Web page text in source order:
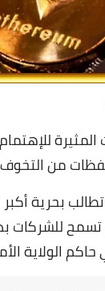
المثيرة
من التخوف
بحرية
تسمح للشركات
الولاية